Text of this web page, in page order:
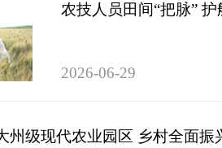
农技人员田间“把脉”
2026-06-29
州级现代农业园区 乡村全面振